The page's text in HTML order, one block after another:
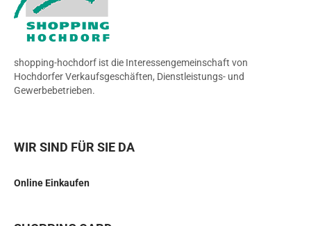
shopping-hochdorf ist die Interessengemeinschaft von
Hochdorfer Verkaufsgeschäften, Dienstleistungs- und
Gewerbebetrieben.
WIR SIND FÜR SIE DA
Online Einkaufen